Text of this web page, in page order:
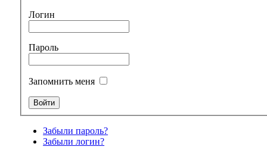
Логин
Пароль
Запомнить меня
Забыли пароль?
Забыли логин?